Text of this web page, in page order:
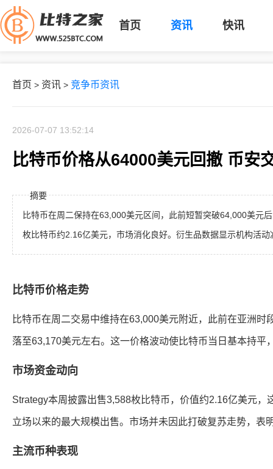
首页 资讯 快讯
首页 > 资讯 > 竞争币资讯
2026-07-07 13:52:14
比特币价格从64000美元回撤 币安
摘要
比特币在周二保持在63,000美元区间，此前短暂突破64,000美元
枚比特币约2.16亿美元，市场消化良好。衍生品数据显示机构活
比特币价格走势
比特币在周二交易中维持在63,000美元附近，此前在亚洲时
落至63,170美元左右。这一价格波动使比特币当日基本持平
市场资金动向
Strategy本周披露出售3,588枚比特币，价值约2.16亿美元，
立场以来的最大规模出售。市场并未因此打破复苏走势，表
主流币种表现